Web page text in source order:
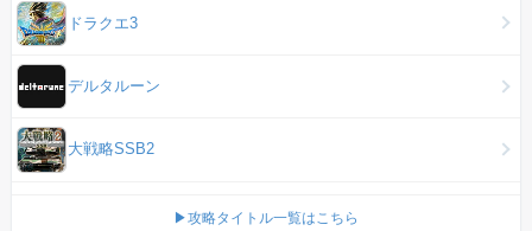
ドラクエ3
デルタルーン
大戦略SSB2
▶攻略タイトル一覧はこちら